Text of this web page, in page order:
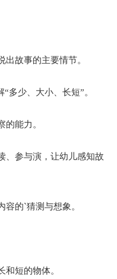
出故事的主要情节。
多少、大小、长短”。
的能力。
、参与演，让幼儿感知故
容的`猜测与想象。
和短的物体。